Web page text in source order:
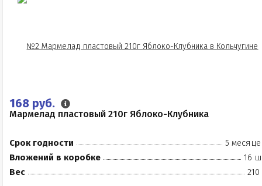
168 руб.
Мармелад пластовый 210г Яблоко-Клубника
Срок годности
5
Вложений в коробке
16
Вес
210